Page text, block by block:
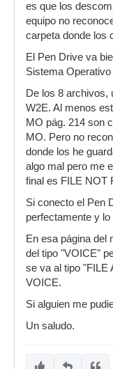
es que los
equipo no
carpeta donde los
El Pen Drive va
Sistema
De los 8 archivos,
W2E. Al menos
MO pág. 214 son
MO. Pero no
donde los he
algo mal pero me
final es FILE NOT
Si conecto el Pen
perfectamente y
En esa página del
del tipo "VOICE"
se va al tipo "FILE
VOICE.
Si alguien me
Un saludo.